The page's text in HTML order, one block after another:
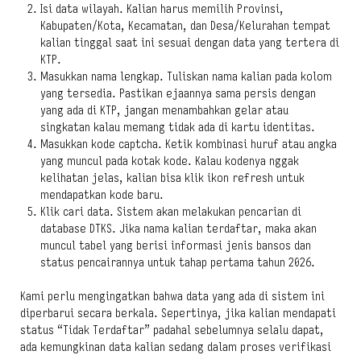
Isi data wilayah. Kalian harus memilih Provinsi,
Kabupaten/Kota, Kecamatan, dan Desa/Kelurahan tempat
kalian tinggal saat ini sesuai dengan data yang tertera di
KTP.
Masukkan nama lengkap. Tuliskan nama kalian pada kolom
yang tersedia. Pastikan ejaannya sama persis dengan
yang ada di KTP, jangan menambahkan gelar atau
singkatan kalau memang tidak ada di kartu identitas.
Masukkan kode captcha. Ketik kombinasi huruf atau angka
yang muncul pada kotak kode. Kalau kodenya nggak
kelihatan jelas, kalian bisa klik ikon refresh untuk
mendapatkan kode baru.
Klik cari data. Sistem akan melakukan pencarian di
database DTKS. Jika nama kalian terdaftar, maka akan
muncul tabel yang berisi informasi jenis bansos dan
status pencairannya untuk tahap pertama tahun 2026.
Kami perlu mengingatkan bahwa data yang ada di sistem ini
diperbarui secara berkala. Sepertinya, jika kalian mendapati
status “Tidak Terdaftar” padahal sebelumnya selalu dapat,
ada kemungkinan data kalian sedang dalam proses verifikasi